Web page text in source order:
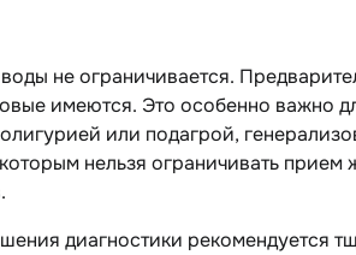
не ограничивается.
имеются. Это особенно важно
или подагрой,
нельзя ограничивать прием
диагностики рекомендуется